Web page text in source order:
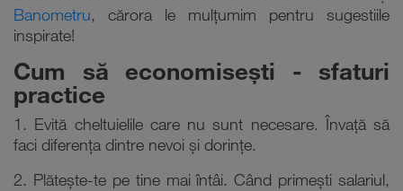
Banometru, cărora le mulțumim pentru sugestiile
inspirate!
Cum să economisești - sfaturi
practice
1. Evită cheltuielile care nu sunt necesare. Învață să
faci diferența dintre nevoi și dorințe.
2. Plătește-te pe tine mai întâi. Când primești salariul,